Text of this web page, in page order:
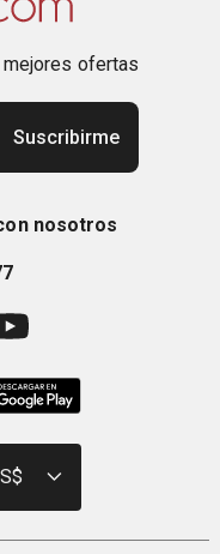
ofertas
Suscribirme
nosotros